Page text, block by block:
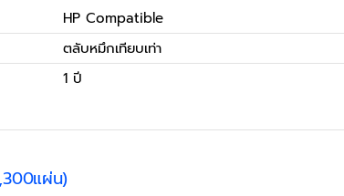
HP Compatible
ตลับหมึกเทียบเท่า
1 ปี
แผ่น)